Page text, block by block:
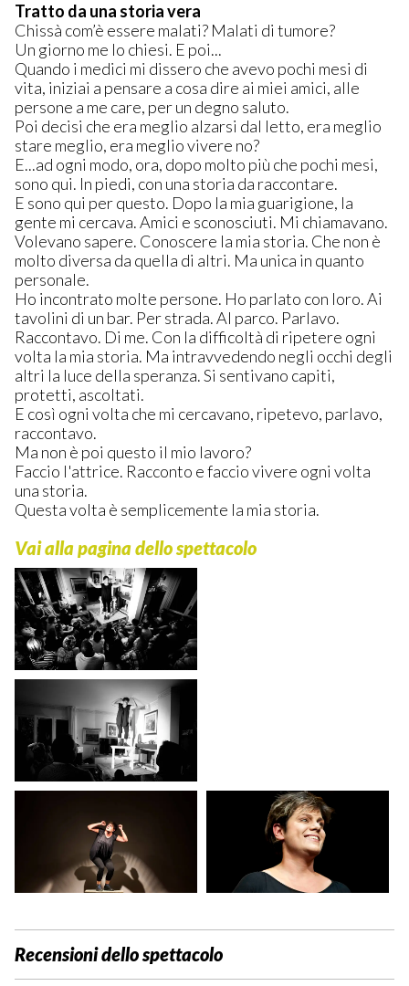
Tratto da una storia vera
Chissà com’è essere malati? Malati di tumore?
Un giorno me lo chiesi. E poi...
Quando i medici mi dissero che avevo pochi mesi di
vita, iniziai a pensare a cosa dire ai miei amici, alle
persone a me care, per un degno saluto.
Poi decisi che era meglio alzarsi dal letto, era meglio
stare meglio, era meglio vivere no?
E...ad ogni modo, ora, dopo molto più che pochi mesi,
sono qui. In piedi, con una storia da raccontare.
E sono qui per questo. Dopo la mia guarigione, la
gente mi cercava. Amici e sconosciuti. Mi chiamavano.
Volevano sapere. Conoscere la mia storia. Che non è
molto diversa da quella di altri. Ma unica in quanto
personale.
Ho incontrato molte persone. Ho parlato con loro. Ai
tavolini di un bar. Per strada. Al parco. Parlavo.
Raccontavo. Di me. Con la difficoltà di ripetere ogni
volta la mia storia. Ma intravvedendo negli occhi degli
altri la luce della speranza. Si sentivano capiti,
protetti, ascoltati.
E così ogni volta che mi cercavano, ripetevo, parlavo,
raccontavo.
Ma non è poi questo il mio lavoro?
Faccio l'attrice. Racconto e faccio vivere ogni volta
una storia.
Questa volta è semplicemente la mia storia.
Vai alla pagina dello spettacolo
Recensioni dello spettacolo